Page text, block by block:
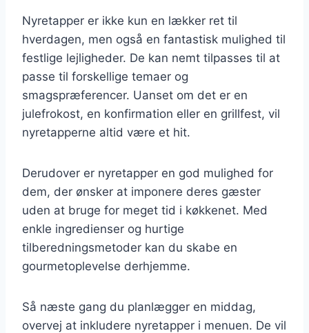
Nyretapper er ikke kun en lækker ret til
hverdagen, men også en fantastisk mulighed til
festlige lejligheder. De kan nemt tilpasses til at
passe til forskellige temaer og
smagspræferencer. Uanset om det er en
julefrokost, en konfirmation eller en grillfest, vil
nyretapperne altid være et hit.
Derudover er nyretapper en god mulighed for
dem, der ønsker at imponere deres gæster
uden at bruge for meget tid i køkkenet. Med
enkle ingredienser og hurtige
tilberedningsmetoder kan du skabe en
gourmetoplevelse derhjemme.
Så næste gang du planlægger en middag,
overvej at inkludere nyretapper i menuen. De vil